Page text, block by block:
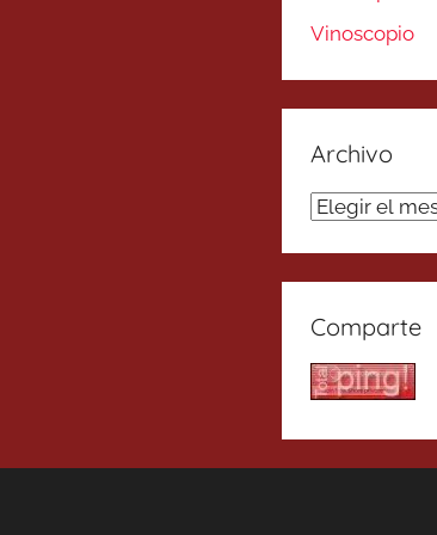
Vinoscopio
Archivo
Archivo
Comparte